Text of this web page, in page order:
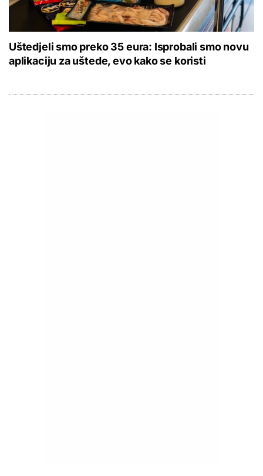
Uštedjeli smo preko 35 eura: Isprobali smo novu
aplikaciju za uštede, evo kako se koristi